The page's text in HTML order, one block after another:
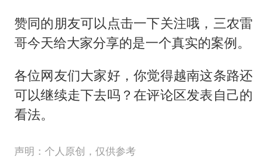
赞同的朋友可以点击一下关注哦，三农雷
哥今天给大家分享的是一个真实的案例。
各位网友们大家好，你觉得越南这条路还
可以继续走下去吗？在评论区发表自己的
看法。
声明：个人原创，仅供参考